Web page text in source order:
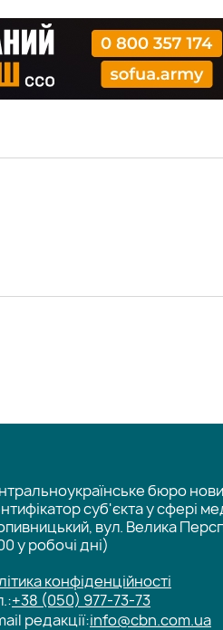
бюро
суб'єкта у сфері
вул. Велика
у робочі дні)
конфіденційності
+38 (050) 977-73-73
редакції:info@cbn.com.ua